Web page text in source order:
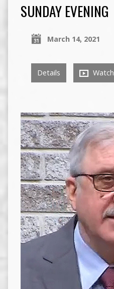
SUNDAY EVENING
March 14, 2021
Details Watch